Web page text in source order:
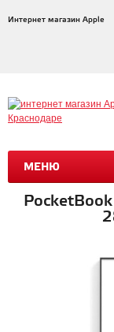
Интернет магазин Apple
МЕНЮ